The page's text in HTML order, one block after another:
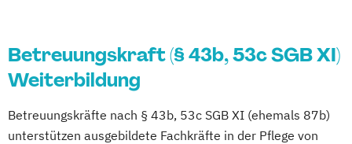
Betreuungskraft (§ 43b, 53c SGB XI)
Weiterbildung
Betreuungskräfte nach § 43b, 53c SGB XI (ehemals 87b)
unterstützen ausgebildete Fachkräfte in der Pflege von